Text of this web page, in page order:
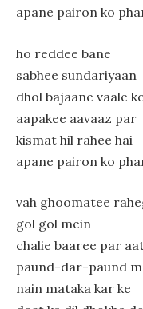
apane pairon ko
ho reddee bane
sabhee sundariyaan
dhol bajaane vaale
aapakee aavaaz par
kismat hil rahee hai
apane pairon ko
vah ghoomatee
gol gol mein
chalie baaree par
paund-dar-paund
nain mataka kar ke